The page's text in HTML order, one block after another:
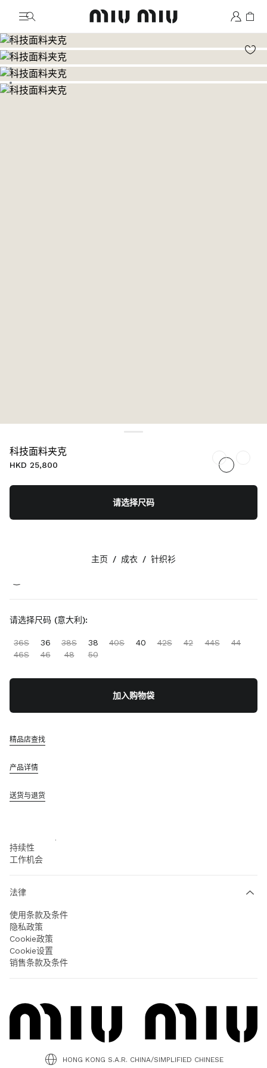
MiuMiu logo
前往图片 1
前往图片 2
前往图片 3
前往图片 4
前往图片 5
科技面料夹克
HKD 25,800
请选择尺码
请选择尺码 (意大利):
36S 36 38S 38 40S 40 42S 42 44S
44
46S
46 48 50
加入购物袋
精品店查找
产品详情
送货与退货
主页 / 成衣 / 针织衫
联系方式
+852 2603 9501
通过WhatsApp与我们联系
查找精品店
Miu Miu服务
常见问题
持续性
工作机会
法律
使用条款及条件
隐私政策
Cookie政策
Cookie设置
销售条款及条件
HONG KONG S.A.R. CHINA/SIMPLIFIED CHINESE